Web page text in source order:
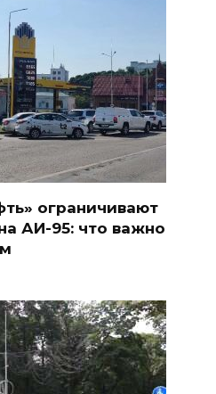
ограничивают
АИ-95: что важно